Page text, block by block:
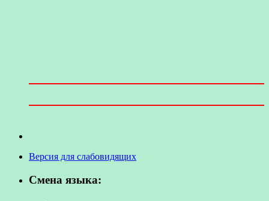
Версия для слабовидящих
Смена языка: